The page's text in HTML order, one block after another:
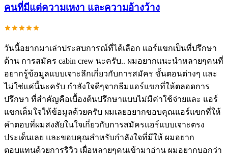
คนที่มีแต่ความเหงา และความอ้างว้าง
วันนี้อยากมาเล่าประสบการณ์ที่ได้เลือก แอร์แขกเป็นที่ปรึกษา
ด้าน การสมัคร cabin crew นะครับ.. ผมอยากแนะนำหลายๆคนที่
อยากรู้ข้อมูลแบบเจาะลึกเกี่ยวกับการสมัคร ขั้นตอนต่างๆ และ
ไม่ใช่แค่นี้นะครับ กำลังใจดีๆจากธีมแอร์แขกที่ให้ตลอดการ
ปรึกษา ที่สำคัญคือเบื้องต้นปรึกษาแบบไม่มีค่าใช้จ่ายและ แอร์
แขกเต็มใจให้ข้อมูลด้วยครับ ผมเลยอยากขอบคุณแอร์แขกที่ให้
คำตอบที่ผมสงสัยในใจเกี่ยวกับการสมัครแอร์แบบเจาะตรง
ประเด็นเลย และขอบคุณสำหรับกำลังใจที่มีให้ ผมอยาก
ตอบแทนด้วยการริวิว เผื่อหลายๆคนเข้ามาอ่าน ผมอยากบอกว่า